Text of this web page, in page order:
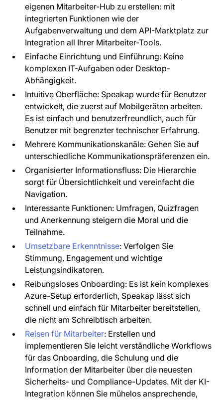
eigenen Mitarbeiter-Hub zu erstellen: mit
integrierten Funktionen wie der
Aufgabenverwaltung und dem API-Marktplatz zur
Integration all Ihrer Mitarbeiter-Tools.
Einfache Einrichtung und Einführung: Keine
komplexen IT-Aufgaben oder Desktop-
Abhängigkeit.
Intuitive Oberfläche: Speakap wurde für Benutzer
entwickelt, die zuerst auf Mobilgeräten arbeiten.
Es ist einfach und benutzerfreundlich, auch für
Benutzer mit begrenzter technischer Erfahrung.
Mehrere Kommunikationskanäle: Gehen Sie auf
unterschiedliche Kommunikationspräferenzen ein.
Organisierter Informationsfluss: Die Hierarchie
sorgt für Übersichtlichkeit und vereinfacht die
Navigation.
Interessante Funktionen: Umfragen, Quizfragen
und Anerkennung steigern die Moral und die
Teilnahme.
Umsetzbare Erkenntnisse: Verfolgen Sie
Stimmung, Engagement und wichtige
Leistungsindikatoren.
Reibungsloses Onboarding: Es ist kein komplexes
Azure-Setup erforderlich, Speakap lässt sich
schnell und einfach für Mitarbeiter bereitstellen,
die nicht am Schreibtisch arbeiten.
Reisen für Mitarbeiter: Erstellen und
implementieren Sie leicht verständliche Workflows
für das Onboarding, die Schulung und die
Information der Mitarbeiter über die neuesten
Sicherheits- und Compliance-Updates. Mit der KI-
Integration können Sie mühelos ansprechende,